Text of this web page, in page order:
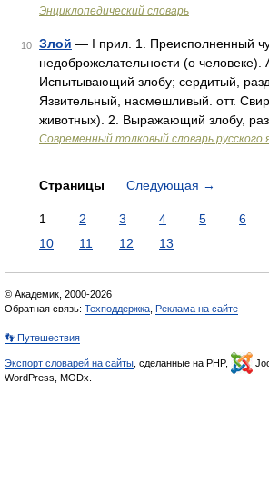
Энциклопедический словарь
10 Злой — I прил. 1. Преисполненный
недоброжелательности (о человеке).
Испытывающий злобу; сердитый,
Язвительный, насмешливый. отт.
животных). 2. Выражающий злобу,
Современный толковый словарь русского
Страницы Следующая →
1 2 3 4 5 6
10
11 12 13
© Академик, 2000-2026
Обратная связь: Техподдержка Реклама на сайте
👣 Путешествия
Экспорт словарей на сайты , сделанные на PHP,
WordPress, MODx.